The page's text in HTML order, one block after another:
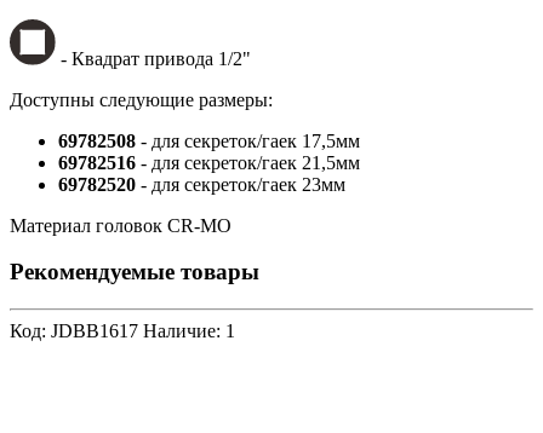
- Квадрат привода 1/2"
Доступны следующие размеры:
69782508 - для секреток/гаек 17,5мм
69782516 - для секреток/гаек 21,5мм
69782520 - для секреток/гаек 23мм
Материал головок CR-MO
Рекомендуемые товары
Код: JDBB1617 Наличие: 1